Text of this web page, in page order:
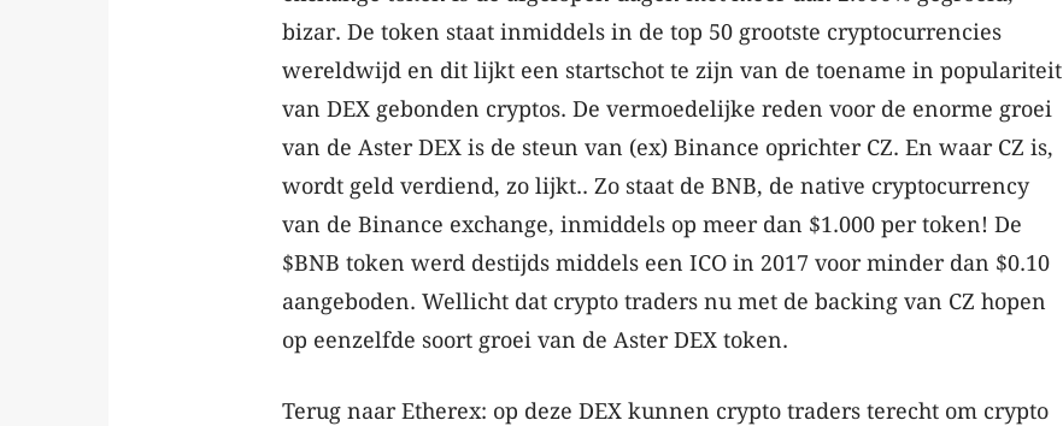
bizar. De token staat inmiddels in de top 50 grootste cryptocurrencies
wereldwijd en dit lijkt een startschot te zijn van de toename in populariteit
van DEX gebonden cryptos. De vermoedelijke reden voor de enorme groei
van de Aster DEX is de steun van (ex) Binance oprichter CZ. En waar CZ is,
wordt geld verdiend, zo lijkt.. Zo staat de BNB, de native cryptocurrency
van de Binance exchange, inmiddels op meer dan $1.000 per token! De
$BNB token werd destijds middels een ICO in 2017 voor minder dan $0.10
aangeboden. Wellicht dat crypto traders nu met de backing van CZ hopen
op eenzelfde soort groei van de Aster DEX token.
Terug naar Etherex: op deze DEX kunnen crypto traders terecht om crypto